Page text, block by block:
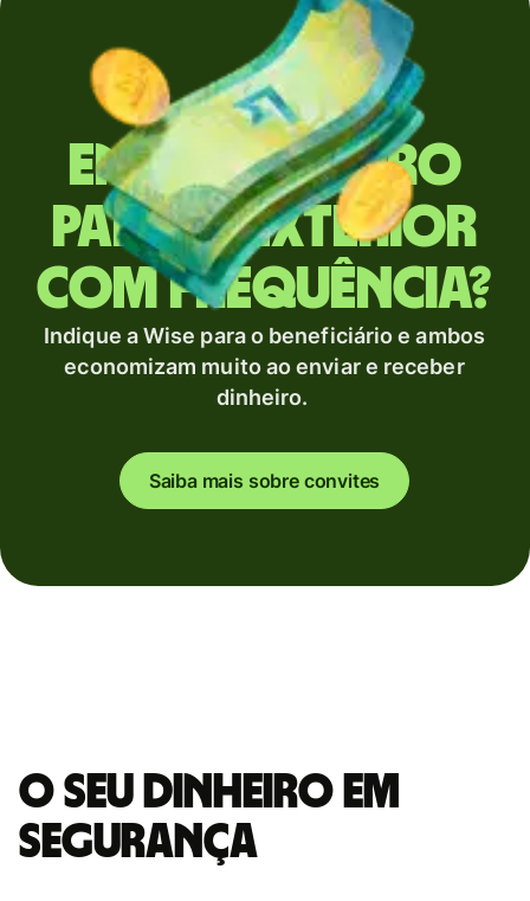
Envia dinheiro
para o exterior
com frequência?
Indique a Wise para o beneficiário e ambos
economizam muito ao enviar e receber
dinheiro.
Saiba mais sobre convites
O seu dinheiro em
segurança